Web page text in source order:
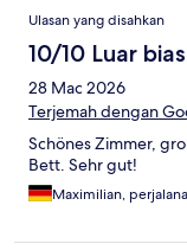
Ulasan yang disahkan
10/10 Luar
28 Mac 2026
Terjemah dengan
Schönes Zimmer,
Bett. Sehr gut!
Maximilian,